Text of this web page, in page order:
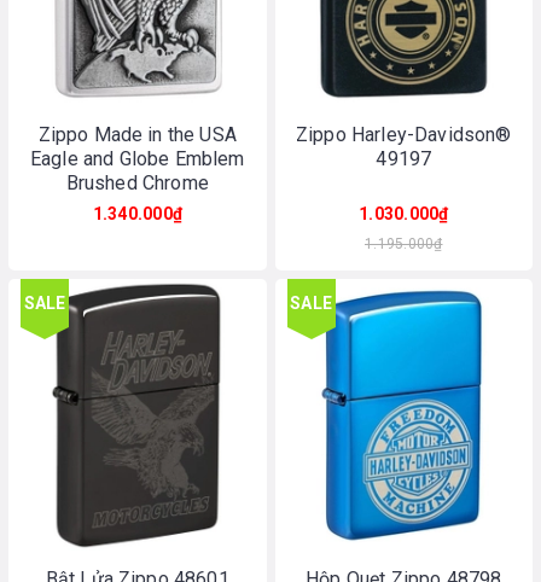
Zippo Made in the USA
Eagle and Globe Emblem
Brushed Chrome
1.340.000₫
Zippo Harley-Davidson®
49197
1.030.000₫
1.195.000₫
SALE SALE